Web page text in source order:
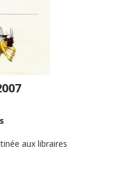
aux libraires